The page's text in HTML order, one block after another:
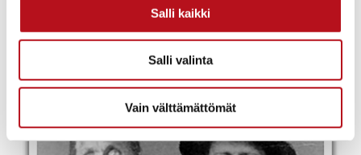
Salli kaikki
Salli valinta
Vain välttämättömät